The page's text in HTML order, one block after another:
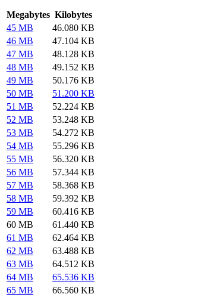
Megabytes Kilobytes
45 MB
46.080 KB
46 MB
47.104 KB
47 MB
48.128 KB
48 MB
49.152 KB
49 MB
50.176 KB
50 MB
51.200 KB
51 MB
52.224 KB
52 MB
53.248 KB
53 MB
54.272 KB
54 MB
55.296 KB
55 MB
56.320 KB
56 MB
57.344 KB
57 MB
58.368 KB
58 MB
59.392 KB
59 MB
60.416 KB
60 MB
61.440 KB
61 MB
62.464 KB
62 MB
63.488 KB
63 MB
64.512 KB
64 MB
65.536 KB
65 MB
66.560 KB